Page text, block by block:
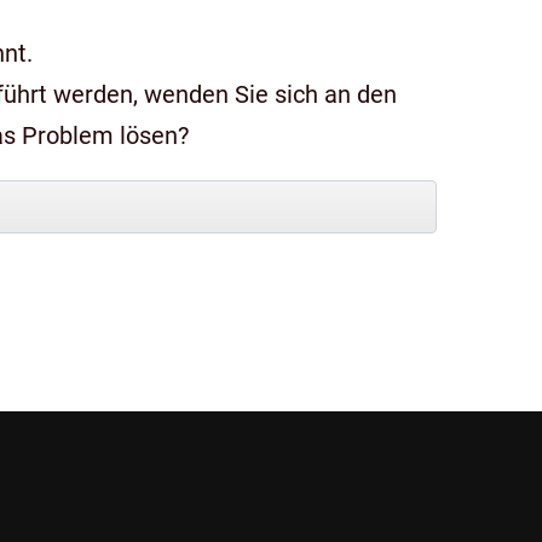
Problem lösen?